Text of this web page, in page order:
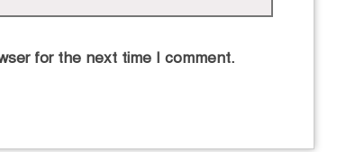
for the next time I comment.